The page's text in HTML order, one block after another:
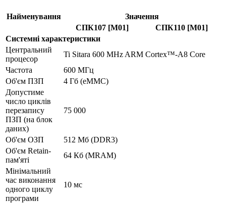
Найменування
Значення
СПК107 [М01]
СПК110 [М01]
Системні характеристики
Центральний
процесор
Ti Sitara 600 MHz ARM Cortex™-A8 Core
Частота
600 МГц
Об'єм ПЗП
4 Гб (eMMC)
Допустиме
число циклів
перезапису
ПЗП (на блок
даних)
75 000
Об'єм ОЗП
512 Мб (DDR3)
Об'єм Retain-
пам'яті
64 Кб (MRAM)
Мінімальний
час виконання
одного циклу
програми
10 мс